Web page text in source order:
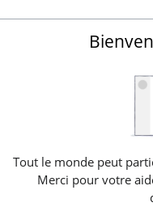
Tout le monde peut
Merci pour votre